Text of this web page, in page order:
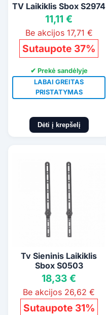
TV Laikiklis Sbox S2974
11,11 €
Be akcijos 17,71 €
Sutaupote 37%
✔ Prekė sandėlyje
LABAI GREITAS
PRISTATYMAS
Dėti į krepšelį
Tv Sieninis Laikiklis
Sbox S0503
18,33 €
Be akcijos 26,62 €
Sutaupote 31%